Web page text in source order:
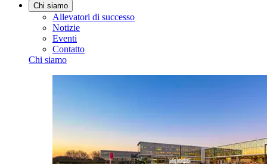
Chi siamo
Allevatori di successo
Notizie
Eventi
Contatto
Chi siamo